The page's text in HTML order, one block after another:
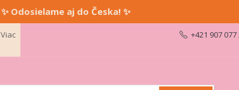
✨ Odosielame aj do Česka! ✨
Viac +421 907 077